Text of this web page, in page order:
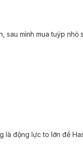
sau mình mua tuýp nhỏ
là động lực to lớn để